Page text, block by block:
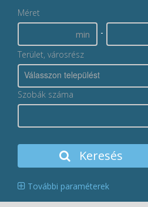
Méret
-
Terület, városrész
Válasszon települést
Szobák száma
Keresés
További paraméterek